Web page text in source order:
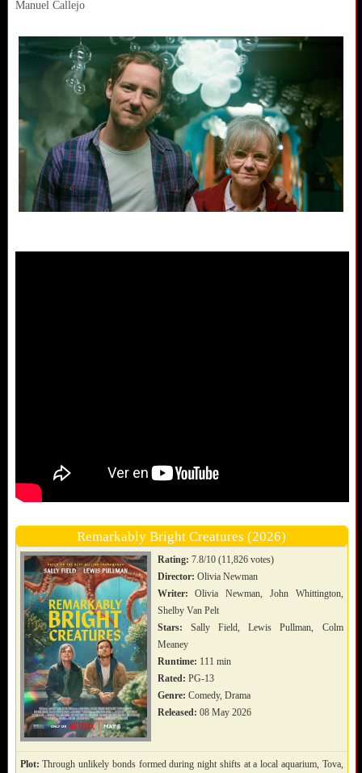
Manuel Callejo
Remarkably Bright Creatures (2026)
Rating: 7.8/10 (11,826 votes)
Director: Olivia Newman
Writer: Olivia Newman, John Whittington,
Shelby Van Pelt
Stars: Sally Field, Lewis Pullman, Colm
Meaney
Runtime: 111 min
Rated: PG-13
Genre: Comedy, Drama
Released: 08 May 2026
Plot: Through unlikely bonds formed during night shifts at a local aquarium, Tova,